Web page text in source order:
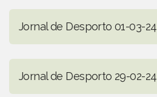
Jornal de Desporto 01-03-24
Jornal de Desporto 29-02-24